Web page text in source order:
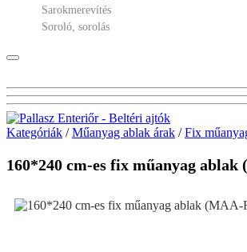
Sarokmerevítés
Soroló, sorolás
Kategóriák /Műanyag ablak árak /Fix
160*240 cm-es fix műanyag